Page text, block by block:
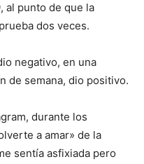
al punto de que la
dos veces.
negativo, en una
de semana, dio positivo.
durante los
a amar» de la
sentía asfixiada pero